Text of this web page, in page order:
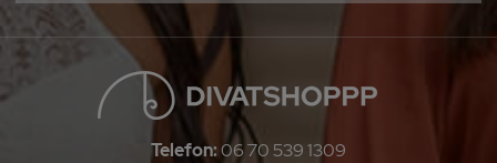
Telefon:06 70 539 1309